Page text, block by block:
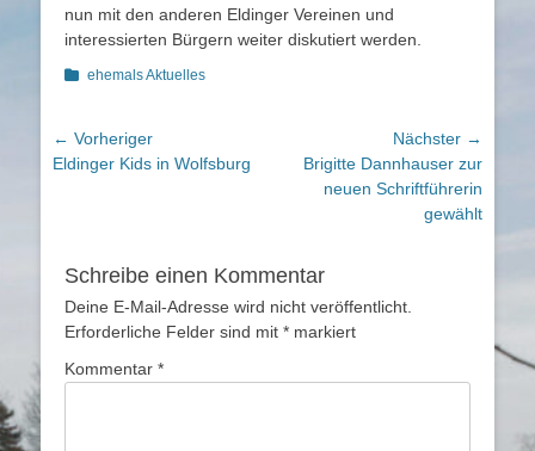
nun mit den anderen Eldinger Vereinen und
interessierten Bürgern weiter diskutiert werden.
Kategorien
ehemals Aktuelles
Beitragsnavigation
← Vorheriger
Vorheriger
Eldinger Kids in Wolfsburg
Nächster →
NächsterBrigitte Dannhauser zur
neuen Schriftführerin
gewählt
Schreibe einen Kommentar
Deine E-Mail-Adresse wird nicht veröffentlicht.
Erforderliche Felder sind mit * markiert
Kommentar *